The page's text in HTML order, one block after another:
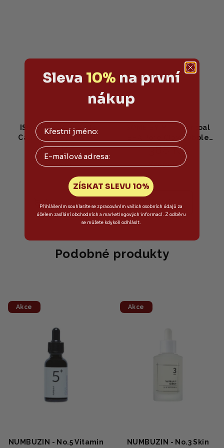
ISNTREE - Mugwort
Calming Clay Mask -
Jílová maska na
problematickou pleť
100ml
390 Kč
Skladem
Do košíku
SOME BY MI - Charcoal
BHA Pore Clay Bubble
Mask - Čisticí jílová
maska 120ml
388 Kč
Vyprodáno
Detail
Podobné produkty
Akce
NUMBUZIN - No.5 Vitamin
Akce
NUMBUZIN - No.3 Skin
Sleva 10% na první
nákup
Email
ZÍSKAT SLEVU 10%
Přihlášením souhlasíte se zpracováním vašich osobních údajů za
účelem zasílání obchodních a marketingových informací. Z odběru
se můžete kdykoli odhlásit.